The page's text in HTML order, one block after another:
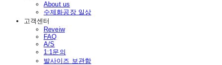
About us
수제화공장 일상
고객센터
Reveiw
FAQ
A/S
1:1문의
발사이즈 보관함